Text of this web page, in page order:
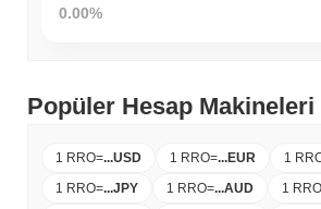
0.00%
Popüler Hesap Makineleri
1 RRO=...USD 1 RRO=...EUR 1
1 RRO=...JPY 1 RRO=...AUD 1 RRO